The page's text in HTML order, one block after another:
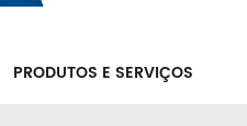
PRODUTOS E SERVIÇOS